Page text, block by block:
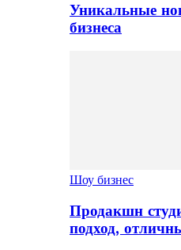
Уникальные
бизнеса
Шоу бизнес
Продакшн
подход,